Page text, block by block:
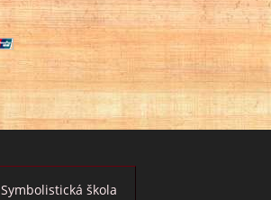
Symbolistická škola